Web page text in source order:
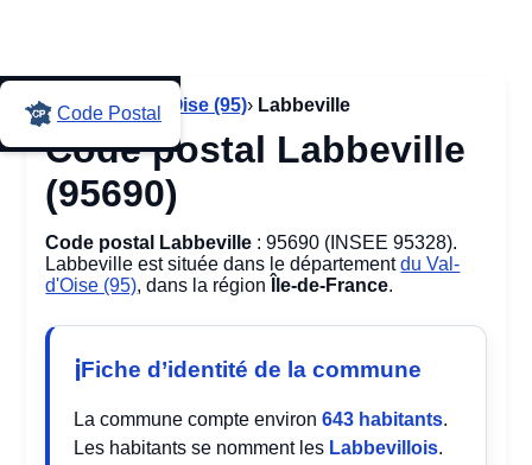
Code Postal
Accueil › Val-d'Oise (95)› Labbeville
Code postal Labbeville
(95690)
Code postal Labbeville : 95690 (INSEE 95328).
Labbeville est située dans le départementdu Val-
d'Oise (95), dans la région Île-de-France.
Fiche d’identité de la commune
La commune compte environ643 habitants.
Les habitants se nomment les Labbevillois.